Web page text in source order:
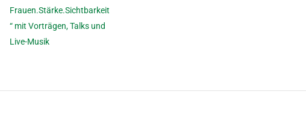
Frauen.Stärke.Sichtbarkeit
“ mit Vorträgen, Talks und
Live-Musik